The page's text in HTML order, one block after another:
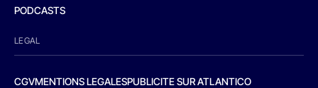
PODCASTS
LEGAL
CGVMENTIONS LEGALESPUBLICITE SUR ATLANTICO